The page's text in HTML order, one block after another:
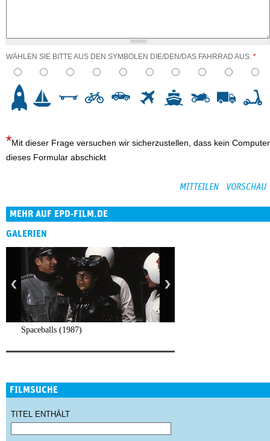
WÄHLEN SIE BITTE AUS DEN SYMBOLEN DIE/DEN/DAS FAHRRAD AUS. *
Mit dieser Frage versuchen wir sicherzustellen, dass kein Computer
dieses Formular abschickt
MEHR AUF EPD-FILM.DE
GALERIEN
Spaceballs (1987)
FILMSUCHE
TITEL ENTHÄLT